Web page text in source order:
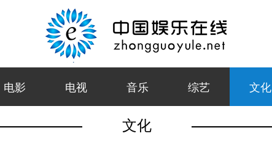
电影 电视 音乐 综艺 文化
文化